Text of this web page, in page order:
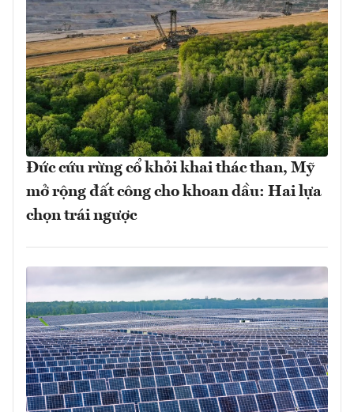
Đức cứu rừng cổ khỏi khai thác than, Mỹ
mở rộng đất công cho khoan dầu: Hai lựa
chọn trái ngược